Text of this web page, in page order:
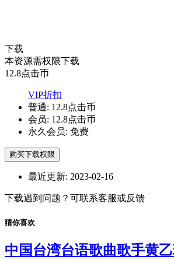
下载
本资源需权限下载
12.8点击币
VIP折扣
普通: 12.8点击币
会员: 12.8点击币
永久会员: 免费
购买下载权限
最近更新: 2023-02-16
下载遇到问题？可联系客服或反馈
猜你喜欢
中国台湾台语歌曲歌手黄乙